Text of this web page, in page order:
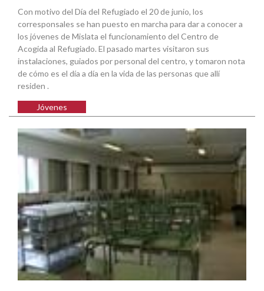
Con motivo del Día del Refugiado el 20 de junio, los
corresponsales se han puesto en marcha para dar a conocer a
los jóvenes de Mislata el funcionamiento del Centro de
Acogida al Refugiado. El pasado martes visitaron sus
instalaciones, guiados por personal del centro, y tomaron nota
de cómo es el día a día en la vida de las personas que allí
residen .
Jóvenes